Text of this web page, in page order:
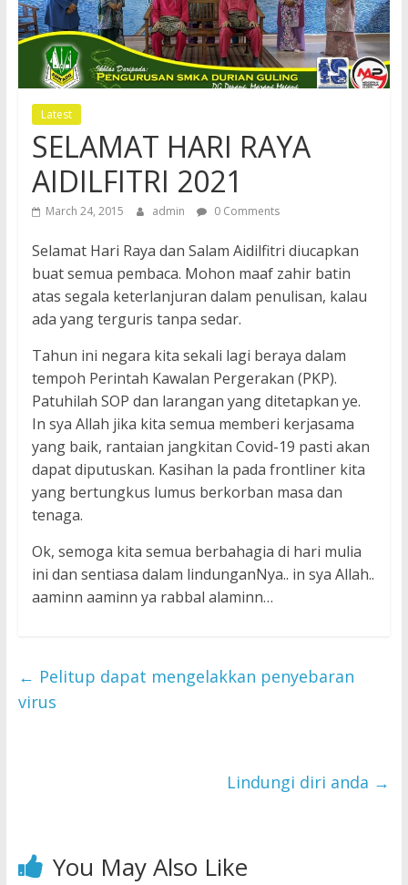
Latest
SELAMAT HARI RAYA
AIDILFITRI 2021
March 24, 2015 admin 0 Comments
Selamat Hari Raya dan Salam Aidilfitri diucapkan
buat semua pembaca. Mohon maaf zahir batin
atas segala keterlanjuran dalam penulisan, kalau
ada yang terguris tanpa sedar.
Tahun ini negara kita sekali lagi beraya dalam
tempoh Perintah Kawalan Pergerakan (PKP).
Patuhilah SOP dan larangan yang ditetapkan ye.
In sya Allah jika kita semua memberi kerjasama
yang baik, rantaian jangkitan Covid-19 pasti akan
dapat diputuskan. Kasihan la pada frontliner kita
yang bertungkus lumus berkorban masa dan
tenaga.
Ok, semoga kita semua berbahagia di hari mulia
ini dan sentiasa dalam lindunganNya.. in sya Allah..
aaminn aaminn ya rabbal alaminn…
← Pelitup dapat mengelakkan penyebaran
virus
Lindungi diri anda →
You May Also Like